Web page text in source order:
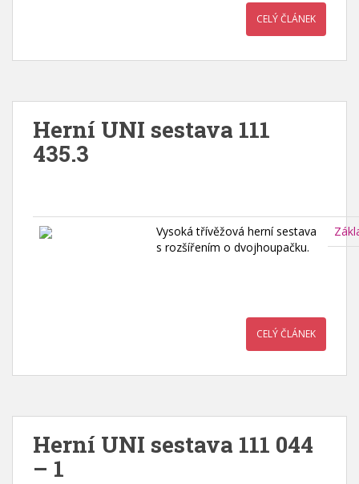
CELÝ ČLÁNEK
Herní UNI sestava 111
435.3
Vysoká třívěžová herní sestava
s rozšířením o dvojhoupačku.
CELÝ ČLÁNEK
Herní UNI sestava 111 044
– 1